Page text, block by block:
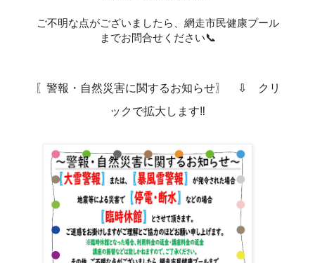
ご不明な点がございましたら、網走市民健康プール
までお問合せください📞
〖警報・自然災害に関するお知らせ〗 ⇩ クリ
ックで拡大します‼